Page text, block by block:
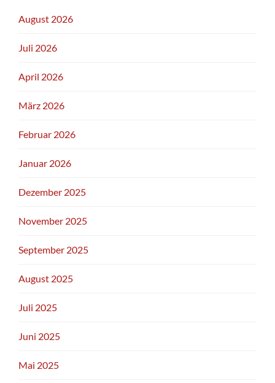
August 2026
Juli 2026
April 2026
März 2026
Februar 2026
Januar 2026
Dezember 2025
November 2025
September 2025
August 2025
Juli 2025
Juni 2025
Mai 2025